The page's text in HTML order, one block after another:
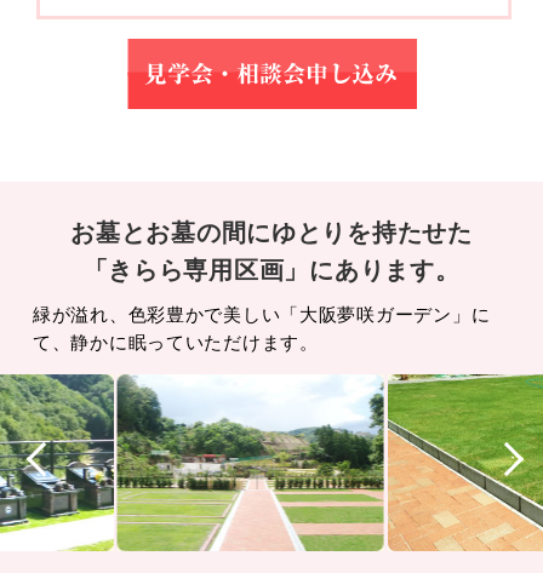
お墓とお墓の間にゆとりを持たせた
「 きらら専用区画 」にあります。
緑が溢れ、色彩豊かで美しい「大阪夢咲ガーデン」に
て、静かに眠っていただけます。